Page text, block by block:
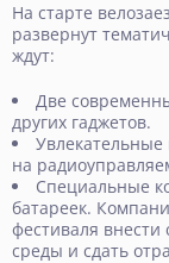
На старте
развернут
ждут:
Две
других гаджетов.
Увлекательные
на
Специальные
батареек.
фестиваля
среды и сдать